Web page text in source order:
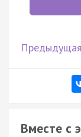
Вместе с